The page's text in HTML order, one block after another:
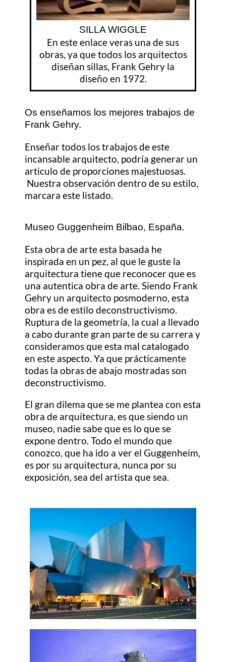
SILLA WIGGLE
En este enlace veras una de sus
obras, ya que todos los arquitectos
diseñan sillas, Frank Gehry la
diseño en 1972.
Os enseñamos los mejores trabajos de
Frank Gehry.
Enseñar todos los trabajos de este
incansable arquitecto, podría generar un
articulo de proporciones majestuosas.
Nuestra observación dentro de su estilo,
marcara este listado.
Museo Guggenheim Bilbao, España.
Esta obra de arte esta basada he
inspirada en un pez, al que le guste la
arquitectura tiene que reconocer que es
una autentica obra de arte. Siendo Frank
Gehry un arquitecto posmoderno, esta
obra es de estilo deconstructivismo.
Ruptura de la geometría, la cual a llevado
a cabo durante gran parte de su carrera y
consideramos que esta mal catalogado
en este aspecto. Ya que prácticamente
todas la obras de abajo mostradas son
deconstructivismo.
El gran dilema que se me plantea con esta
obra de arquitectura, es que siendo un
museo, nadie sabe que es lo que se
expone dentro. Todo el mundo que
conozco, que ha ido a ver el Guggenheim,
es por su arquitectura, nunca por su
exposición, sea del artista que sea.